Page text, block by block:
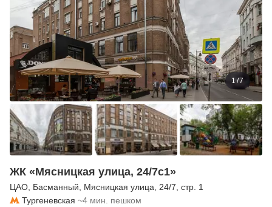
1 /7
ЖК «Мясницкая улица, 24/7с1»
ЦАО Басманный Мясницкая улица , 24/7, стр. 1
Тургеневская ~4 мин. пешком